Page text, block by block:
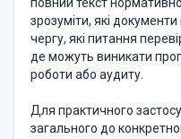
зрозуміти, які
чергу, які питання
де можуть виникати
роботи або аудиту.
Для практичного
загального до